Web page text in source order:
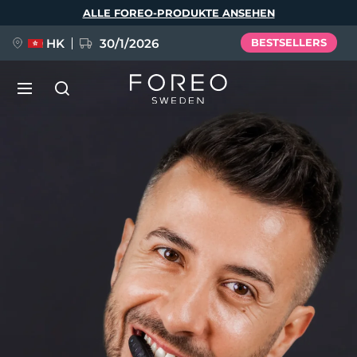
ALLE FOREO-PRODUKTE ANSEHEN
HK 30/1/2026 BESTSELLERS
FLIP™ play advanced
LUNA™ 4
Anti-aging massage
LUNA™ 4 Plus
Anti-aging massage, LED heating
LUNA™ 4 Men
For men, anti-aging massage
LUNA™ 4 mini
BEAR™ 2
Microcurrent toning device
BEAR™ 2 go
UFO™ 3
Deep facial hydration device
FAQ™ Dual LED Panel
Deutsch
Español
Italiano
Português
Svenska
Русский
简体中文 繁體中文